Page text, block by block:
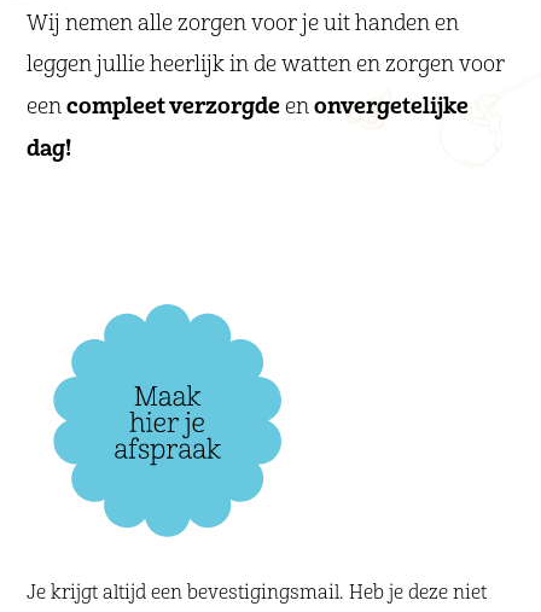
Wij nemen alle zorgen voor je uit handen en
leggen jullie heerlijk in de watten en zorgen voor
eencompleet verzorgdeenonvergetelijke
dag!
Je krijgt altijd een bevestigingsmail. Heb je deze niet